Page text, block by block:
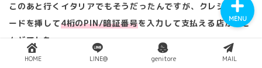
このあと行くイタリアでもそうだったんですが、クレジットカ
ードを挿して4桁のPIN/暗証番号を入力して支払える店がほと
んどでした。
HOME LINE@ genitore MAIL
MENU